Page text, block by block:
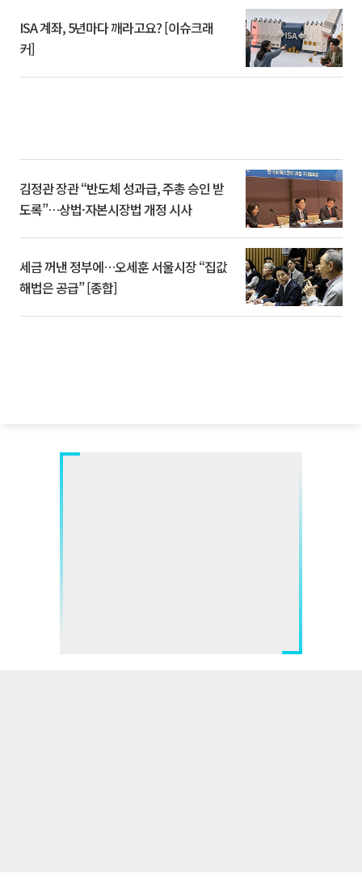
ISA 계좌, 5년마다 깨라고요? [이슈크래
커]
김정관 장관 “반도체 성과급, 주총 승인 받
도록”…상법·자본시장법 개정 시사
세금 꺼낸 정부에…오세훈 서울시장 “집값
해법은 공급” [종합]